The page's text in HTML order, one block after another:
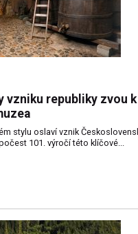
vzniku republiky zvou
stylu oslaví vznik
101. výročí této klíčové...